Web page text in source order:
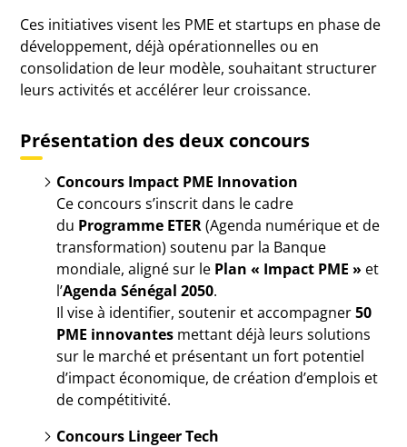
Ces initiatives visent les PME et startups en phase de
développement, déjà opérationnelles ou en
consolidation de leur modèle, souhaitant structurer
leurs activités et accélérer leur croissance.
Présentation des deux concours
Concours Impact PME Innovation
Ce concours s’inscrit dans le cadre
du Programme ETER(Agenda numérique et de
transformation) soutenu par la Banque
mondiale, aligné sur le Plan « Impact PME » et
l’Agenda Sénégal 2050.
Il vise à identifier, soutenir et accompagner50
PME innovantes mettant déjà leurs solutions
sur le marché et présentant un fort potentiel
d’impact économique, de création d’emplois et
de compétitivité.
Concours Lingeer Tech